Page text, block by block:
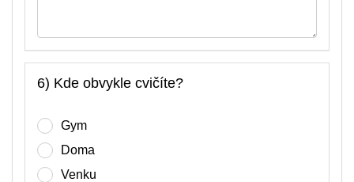
6) Kde obvykle cvičíte?
Gym
Doma
Venku